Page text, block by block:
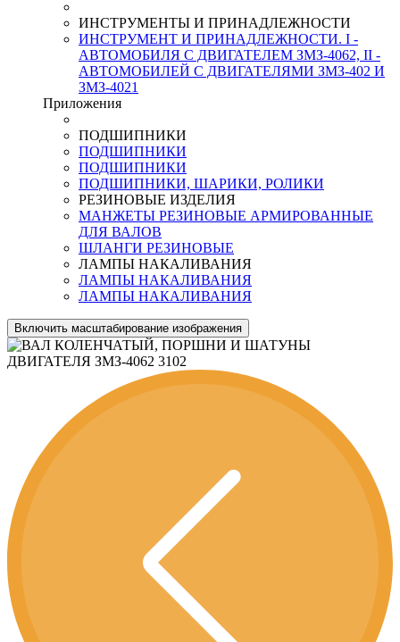
ИНСТРУМЕНТЫ И ПРИНАДЛЕЖНОСТИ
ИНСТРУМЕНТ И ПРИНАДЛЕЖНОСТИ. I -
АВТОМОБИЛЯ С ДВИГАТЕЛЕМ ЗМЗ-4062, II -
АВТОМОБИЛЕЙ С ДВИГАТЕЛЯМИ ЗМЗ-402 И
ЗМЗ-4021
Приложения
ПОДШИПНИКИ
ПОДШИПНИКИ
ПОДШИПНИКИ
ПОДШИПНИКИ, ШАРИКИ, РОЛИКИ
РЕЗИНОВЫЕ ИЗДЕЛИЯ
МАНЖЕТЫ РЕЗИНОВЫЕ АРМИРОВАННЫЕ
ДЛЯ ВАЛОВ
ШЛАНГИ РЕЗИНОВЫЕ
ЛАМПЫ НАКАЛИВАНИЯ
ЛАМПЫ НАКАЛИВАНИЯ
ЛАМПЫ НАКАЛИВАНИЯ
Включить масштабирование изображения